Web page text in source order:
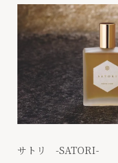
サトリ -SATORI-